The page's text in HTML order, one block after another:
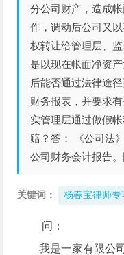
分公司财产，造成
作，调动后公司又
权转让给管理层、
是以现在帐面净资
后能否通过法律途
财务报表，并要求
实管理层通过做假
赔？答： 《公司法
公司财务会计报告
关键词： 杨春宝律师专
问：
我是一家有限公